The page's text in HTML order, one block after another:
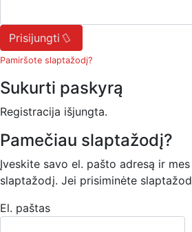
Prisijungti
Pamiršote slaptažodį?
Sukurti paskyrą
Registracija išjungta.
Pamečiau slaptažodį?
Įveskite savo el. pašto adresą ir
slaptažodį. Jei prisiminėte
El. paštas